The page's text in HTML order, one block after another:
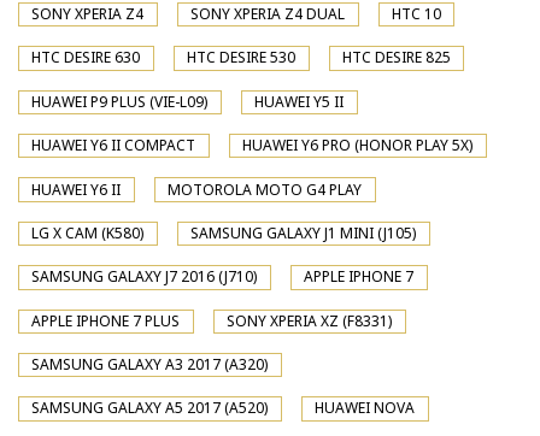
SONY XPERIA Z4 SONY XPERIA Z4 DUAL HTC 10
HTC DESIRE 630 HTC DESIRE 530 HTC DESIRE 825
HUAWEI P9 PLUS (VIE-L09) HUAWEI Y5 II
HUAWEI Y6 II COMPACT HUAWEI Y6 PRO (HONOR PLAY 5X)
HUAWEI Y6 II MOTOROLA MOTO G4 PLAY
LG X CAM (K580) SAMSUNG GALAXY J1 MINI (J105)
SAMSUNG GALAXY J7 2016 (J710) APPLE IPHONE 7
APPLE IPHONE 7 PLUS SONY XPERIA XZ (F8331)
SAMSUNG GALAXY A3 2017 (A320)
SAMSUNG GALAXY A5 2017 (A520) HUAWEI NOVA